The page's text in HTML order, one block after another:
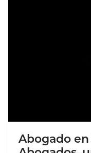
Abogado